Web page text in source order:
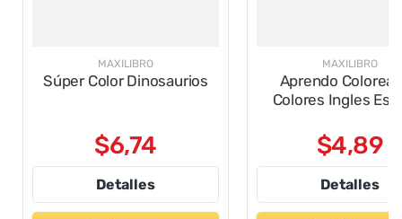
MAXILIBRO
Súper Color Dinosaurios
$6,74
Detalles
MAXILIBRO
Aprendo
Colores Ingles
$4,89
Detalles